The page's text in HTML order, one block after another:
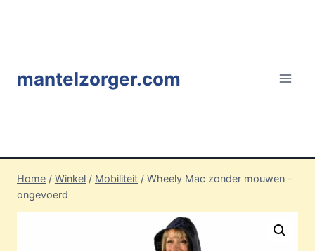
mantelzorger.com
Home / Winkel / Mobiliteit / Wheely Mac zonder mouwen –
ongevoerd